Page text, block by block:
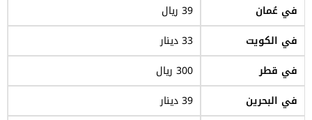
في عُمان
39 ريال
في الكويت
33 دينار
في قطر
300 ريال
في البحرين
39 دينار